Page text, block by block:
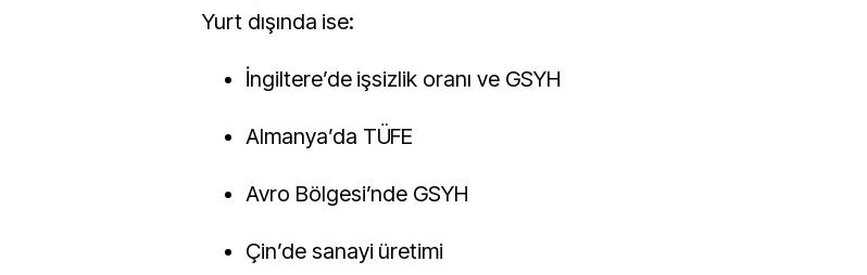
Yurt dışında ise:
İngiltere’de işsizlik oranı ve GSYH
Almanya’da TÜFE
Avro Bölgesi’nde GSYH
Çin’de sanayi üretimi